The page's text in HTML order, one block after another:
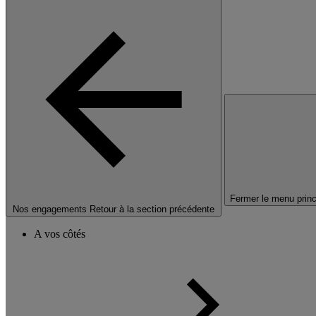
Nos engagements Retour à la section précédente
Fermer le menu
A vos côtés